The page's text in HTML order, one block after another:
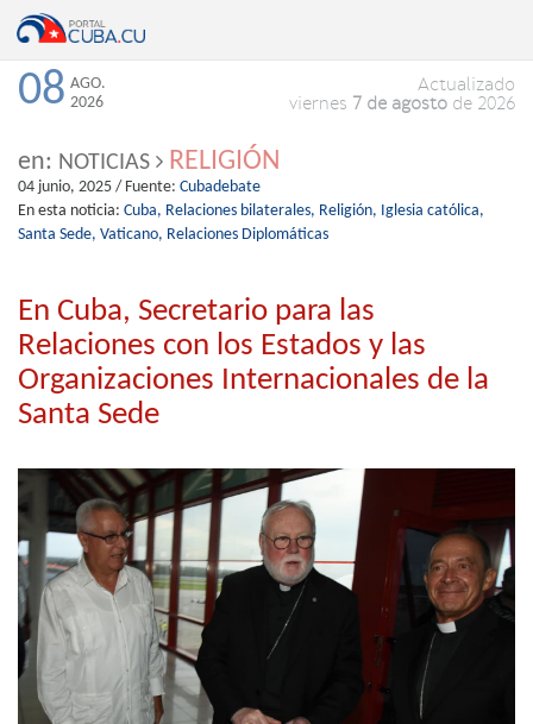
08 AGO.
2026
Actualizado
viernes 7 de agosto de 2026
en: NOTICIAS RELIGIÓN
04 junio, 2025 / Fuente: Cubadebate
En esta noticia: Cuba, Relaciones bilaterales, Religión, Iglesia católica,
Santa Sede, Vaticano, Relaciones Diplomáticas
En Cuba, Secretario para las
Relaciones con los Estados y las
Organizaciones Internacionales de la
Santa Sede